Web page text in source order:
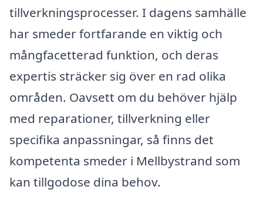
tillverkningsprocesser. I dagens samhälle
har smeder fortfarande en viktig och
mångfacetterad funktion, och deras
expertis sträcker sig över en rad olika
områden. Oavsett om du behöver hjälp
med reparationer, tillverkning eller
specifika anpassningar, så finns det
kompetenta smeder i Mellbystrand som
kan tillgodose dina behov.